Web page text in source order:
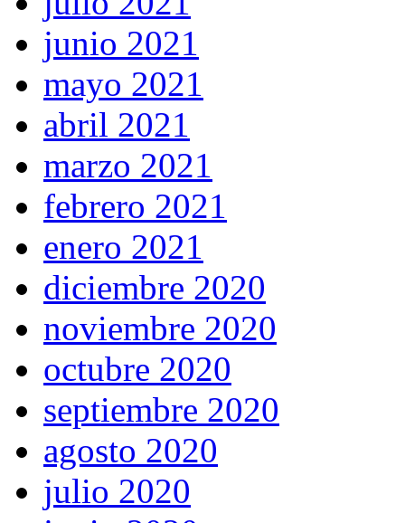
junio 2021
mayo 2021
abril 2021
marzo 2021
febrero 2021
enero 2021
diciembre 2020
noviembre 2020
octubre 2020
septiembre 2020
agosto 2020
julio 2020